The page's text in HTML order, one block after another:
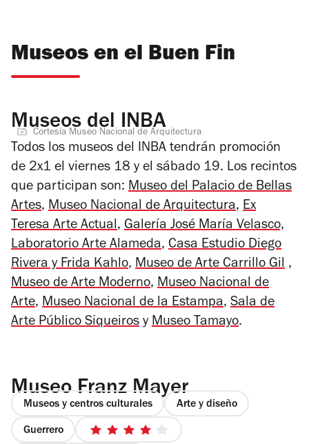
Museos en el Buen Fin
Museos del INBA
Cortesía Museo Nacional de Arquitectura
Todos los museos del INBA tendrán promoción
de 2x1 el viernes 18 y el sábado 19. Los recintos
que participan son: Museo del Palacio de Bellas
Artes, Museo Nacional de Arquitectura, Ex
Teresa Arte Actual, Galería José María Velasco,
Laboratorio Arte Alameda, Casa Estudio Diego
Rivera y Frida Kahlo, Museo de Arte Carrillo Gil ,
Museo de Arte Moderno, Museo Nacional de
Arte, Museo Nacional de la Estampa, Sala de
Arte Público Siqueiros y Museo Tamayo.
Museo Franz Mayer
Museos y centros culturales Arte y diseño
Guerrero
4